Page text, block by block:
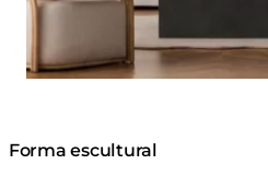
Forma escultural